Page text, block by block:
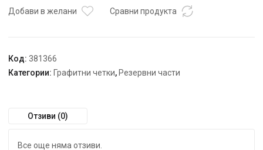
DEDRA
Добави в желани Сравни продукта
Код: 381366
Категории: Графитни четки, Резервни части
Отзиви (0)
Все още няма отзиви.